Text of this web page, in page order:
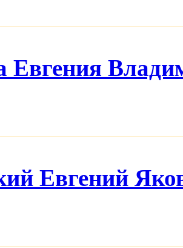
Евгения
Евгений